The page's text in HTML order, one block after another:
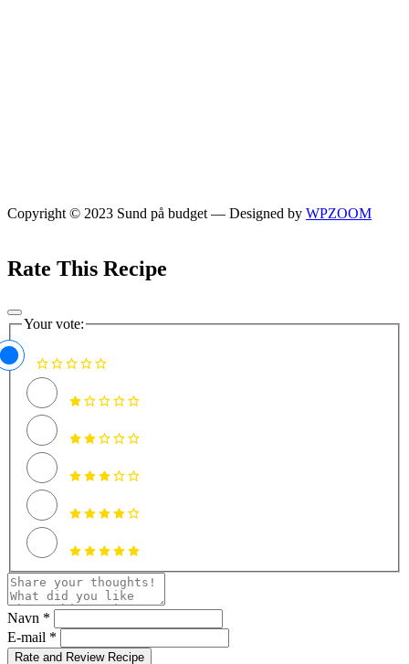
Copyright © 2023 Sund på budget — Designed by WPZOOM
Rate This Recipe
Your vote:
Navn *
E-mail *
Rate and Review Recipe